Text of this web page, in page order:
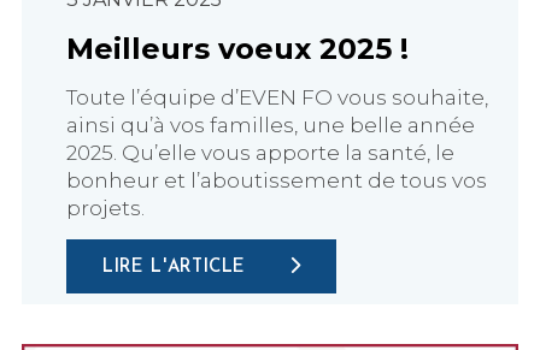
Meilleurs voeux 2025 !
Toute l’équipe d’EVEN FO vous souhaite,
ainsi qu’à vos familles, une belle année
2025. Qu’elle vous apporte la santé, le
bonheur et l’aboutissement de tous vos
projets.
LIRE L'ARTICLE